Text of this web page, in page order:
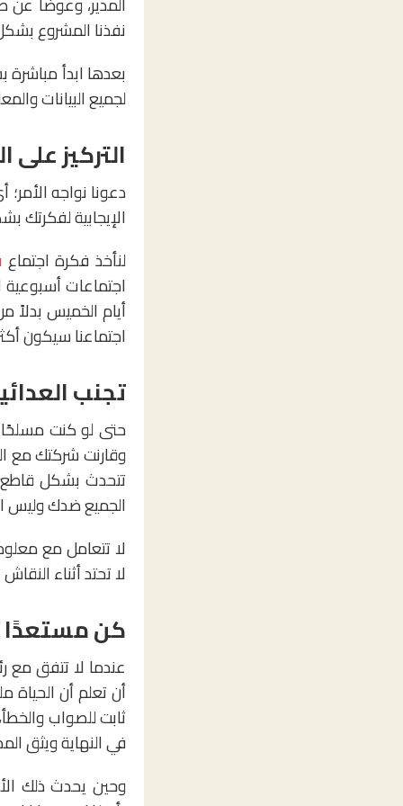
نفذنا المشروع
بعدها ابدأ
لجميع البيانات
التركيز على
دعونا نواجه
الإيجابية
لنأخذ فكرة اجتماع
اجتماعات
أيام الخميس بدلاً
اجتماعنا سيكون
تجنب
حتى لو كنت مسلحًا
وقارنت شركتك مع
تتحدث بشكل قاطع
الجميع ضدك وليس
لا تتعامل مع
لا تحتد أثناء
كن مستعدًا
عندما لا تتفق
أن تعلم أن
ثابت للصواب
في النهاية ويثق
وحين يحدث ذلك